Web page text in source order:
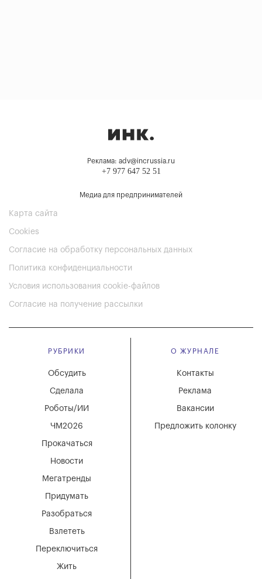
Реклама: adv@incrussia.ru
+7 977 647 52 51
Медиа для предпринимателей
Карта сайта
Cookies
Согласие на обработку персональных данных
Политика конфиденциальности
Условия использования cookie-файлов
Согласие на получение рассылки
РУБРИКИ
Мегатренды
Придумать
Разобраться
Взлететь
Новости
Переключиться
Жить
Обсудить
Сделала
Роботы/ИИ
ЧМ2026
Прокачаться
О ЖУРНАЛЕ
Вакансии
Реклама
Контакты
Предложить колонку